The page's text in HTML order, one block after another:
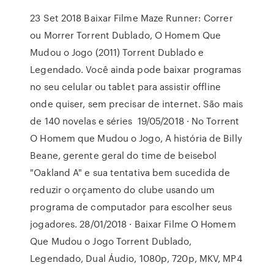
23 Set 2018 Baixar Filme Maze Runner: Correr
ou Morrer Torrent Dublado, O Homem Que
Mudou o Jogo (2011) Torrent Dublado e
Legendado. Você ainda pode baixar programas
no seu celular ou tablet para assistir offline
onde quiser, sem precisar de internet. São mais
de 140 novelas e séries 19/05/2018 · No Torrent
O Homem que Mudou o Jogo, A história de Billy
Beane, gerente geral do time de beisebol
"Oakland A" e sua tentativa bem sucedida de
reduzir o orçamento do clube usando um
programa de computador para escolher seus
jogadores. 28/01/2018 · Baixar Filme O Homem
Que Mudou o Jogo Torrent Dublado,
Legendado, Dual Áudio, 1080p, 720p, MKV, MP4